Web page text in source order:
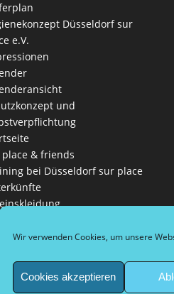
Wir verwenden Cookies, um unsere
Cookies akzeptieren
Düsseldorf sur
e.V.
und
& friends
bei Düsseldorf sur place
Leitbild
Verein